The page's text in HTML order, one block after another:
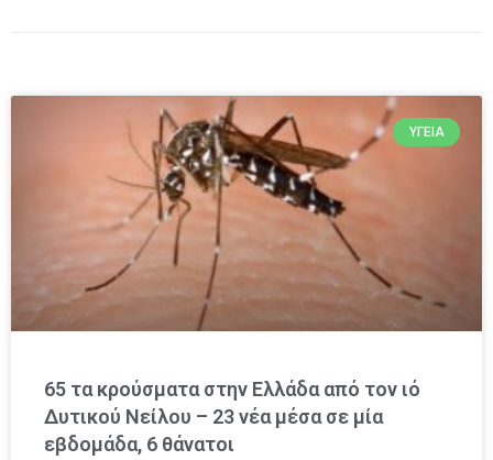
ΥΓΕΊΑ
65 τα κρούσματα στην Ελλάδα από τον ιό
Δυτικού Νείλου – 23 νέα μέσα σε μία
εβδομάδα, 6 θάνατοι